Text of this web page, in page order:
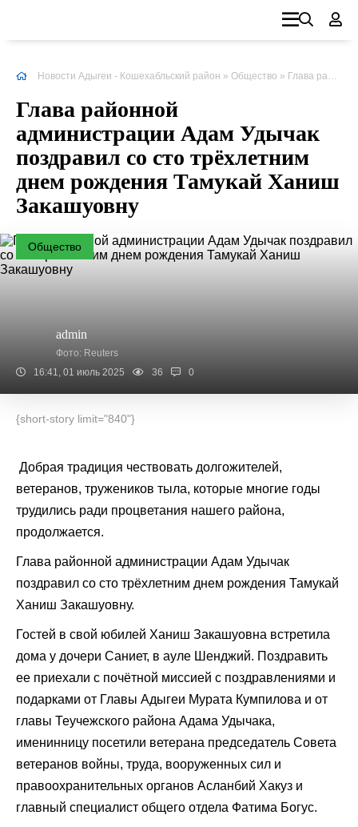
Новости Адыгеи - Кошехабльский район » Общество » Глава районной администрации Адам Удычак поздравил со сто трёхлетним днем рождения Тамукай Ханиш Закашуовну
Глава районной
администрации Адам Удычак
поздравил со сто трёхлетним
днем рождения Тамукай Ханиш
Закашуовну
Общество
admin
Фото: Reuters
16:41, 01 июль 2025
36 0
{short-story limit="840"}
Добрая традиция чествовать долгожителей,
ветеранов, тружеников тыла, которые многие годы
трудились ради процветания нашего района,
продолжается.
Глава районной администрации Адам Удычак
поздравил со сто трёхлетним днем рождения Тамукай
Ханиш Закашуовну.
Гостей в свой юбилей Ханиш Закашуовна встретила
дома у дочери Саниет, в ауле Шенджий. Поздравить
ее приехали с почётной миссией с поздравлениями и
подарками от Главы Адыгеи Мурата Кумпилова и от
главы Теучежского района Адама Удычака,
именинницу посетили ветерана председатель Совета
ветеранов войны, труда, вооруженных сил и
правоохранительных органов Асланбий Хакуз и
главный специалист общего отдела Фатима Богус.